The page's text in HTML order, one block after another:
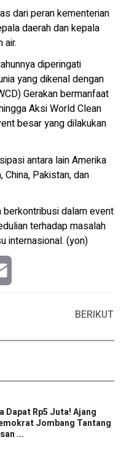
dari peran kementerian
daerah dan kepala
air.
diperingati
yang dikenal dengan
Gerakan bermanfaat
Aksi World Clean
besar yang dilakukan
antara lain Amerika
Pakistan, dan
dalam event
terhadap masalah
internasional. (yon)
BERIKUT
Dapat Rp5 Juta! Ajang
Jombang Tantang
...